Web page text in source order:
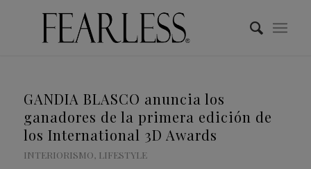
GANDIA BLASCO anuncia los
ganadores de la primera edición de
los International 3D Awards
INTERIORISMO, LIFESTYLE